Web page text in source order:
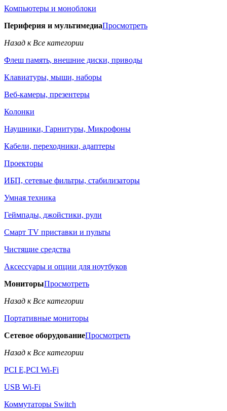
Компьютеры и моноблоки
Периферия и мультимедиаПросмотреть
Назад к Все категории
Флеш память, внешние диски, приводы
Клавиатуры, мыши, наборы
Веб-камеры, презентеры
Колонки
Наушники, Гарнитуры, Микрофоны
Кабели, переходники, адаптеры
Проекторы
ИБП, сетевые фильтры, стабилизаторы
Умная техника
Геймпады, джойстики, рули
Смарт TV приставки и пульты
Чистящие средства
Аксессуары и опции для ноутбуков
МониторыПросмотреть
Назад к Все категории
Портативные мониторы
Сетевое оборудованиеПросмотреть
Назад к Все категории
PCI E,PCI Wi-Fi
USB Wi-Fi
Коммутаторы Switch